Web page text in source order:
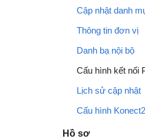
Cập nhật danh
Thông tin đơn vị
Danh bạ nội bộ
Cấu hình kết nối
Lịch sử cập nhật
Cấu hình
Hồ sơ